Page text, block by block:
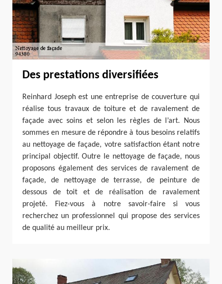
Des prestations diversifiées
Reinhard Joseph est une entreprise de couverture qui
réalise tous travaux de toiture et de ravalement de
façade avec soins et selon les règles de l’art. Nous
sommes en mesure de répondre à tous besoins relatifs
au nettoyage de façade, votre satisfaction étant notre
principal objectif. Outre le nettoyage de façade, nous
proposons également des services de ravalement de
façade, de nettoyage de terrasse, de peinture de
dessous de toit et de réalisation de ravalement
projeté. Fiez-vous à notre savoir-faire si vous
recherchez un professionnel qui propose des services
de qualité au meilleur prix.